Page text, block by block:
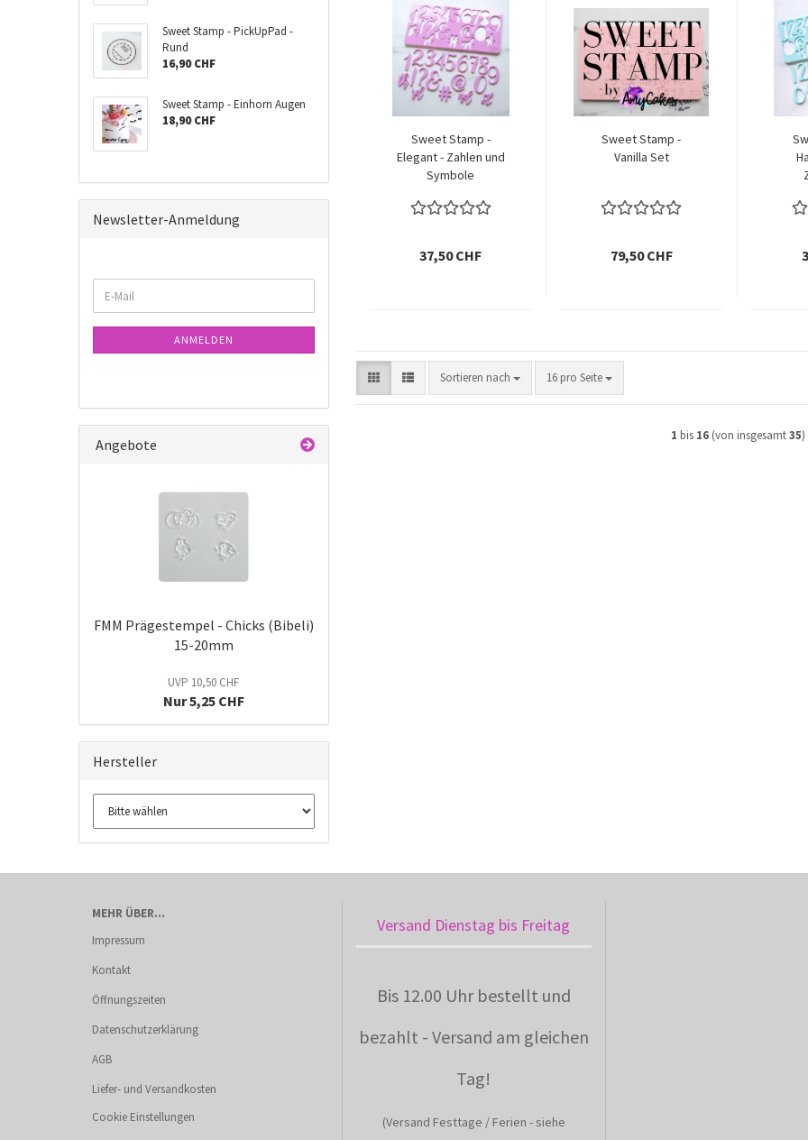
Sweet Stamp -
Elegant - Zahlen und
Symbole
37,50 CHF
Sweet Stamp -
Vanilla Set
79,50 CHF
Sortieren nach
Sortieren nach 16 pro Seite
pro Seite
1 bis 16(von insgesamt35)
Sweet Stamp - PickUpPad -
Rund
16,90 CHF
Sweet Stamp - Einhorn Augen
18,90 CHF
Newsletter-Anmeldung
ZUR
NEWSLETTER-
E-
Mail
ANMELDEN
Angebote
FMM Prägestempel - Chicks (Bibeli)
15-20mm
UVP 10,50 CHF
Nur 5,25 CHF
Hersteller
MEHR ÜBER...
Impressum
Kontakt
Öffnungszeiten
Datenschutzerklärung
AGB
Liefer- und Versandkosten
Cookie Einstellungen
Versand Dienstag bis Freitag
Bis 12.00 Uhr bestellt und
bezahlt - Versand am gleichen
Tag!
(Versand Festtage / Ferien - siehe